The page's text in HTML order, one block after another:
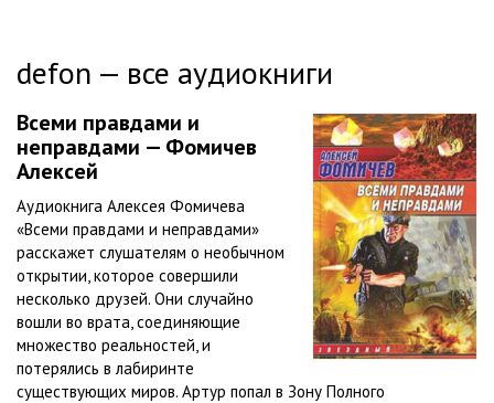
defon — все аудиокниги
Всеми правдами и
неправдами — Фомичев
Алексей
Аудиокнига Алексея Фомичева
«Всеми правдами и неправдами»
расскажет слушателям о необычном
открытии, которое совершили
несколько друзей. Они случайно
вошли во врата, соединяющие
множество реальностей, и
потерялись в лабиринте
существующих миров. Артур попал в Зону Полного